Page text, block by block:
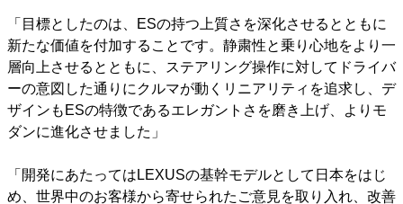
「目標としたのは、ESの持つ上質さを深化させるとともに
新たな価値を付加することです。静粛性と乗り心地をより一
層向上させるとともに、ステアリング操作に対してドライバ
ーの意図した通りにクルマが動くリニアリティを追求し、デ
ザインもESの特徴であるエレガントさを磨き上げ、よりモ
ダンに進化させました」
「開発にあたってはLEXUSの基幹モデルとして日本をはじ
め、世界中のお客様から寄せられたご意見を取り入れ、改善